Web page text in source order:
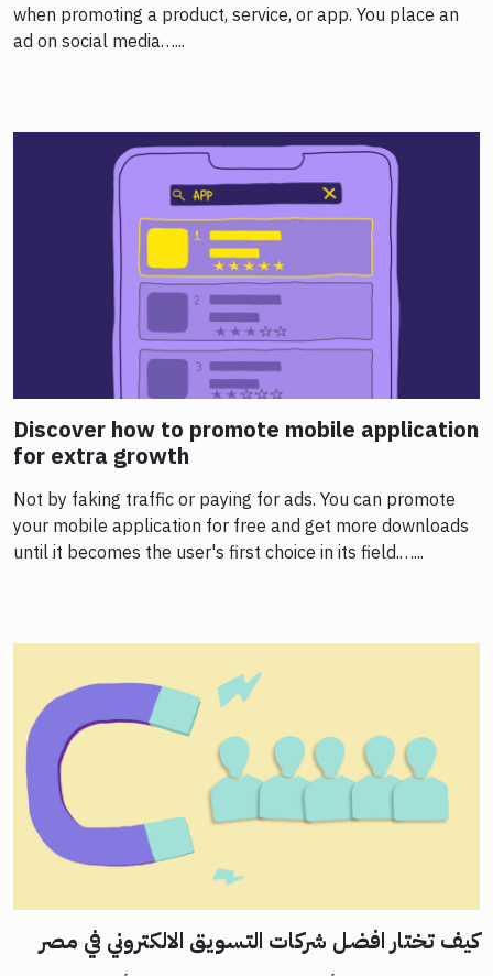
when promoting a product, service, or app. You place an
ad on social media…...
Discover how to promote mobile application
for extra growth
Not by faking traffic or paying for ads. You can promote
your mobile application for free and get more downloads
until it becomes the user's first choice in its field.…...
كيف تختار افضل شركات التسويق الالكتروني في مصر